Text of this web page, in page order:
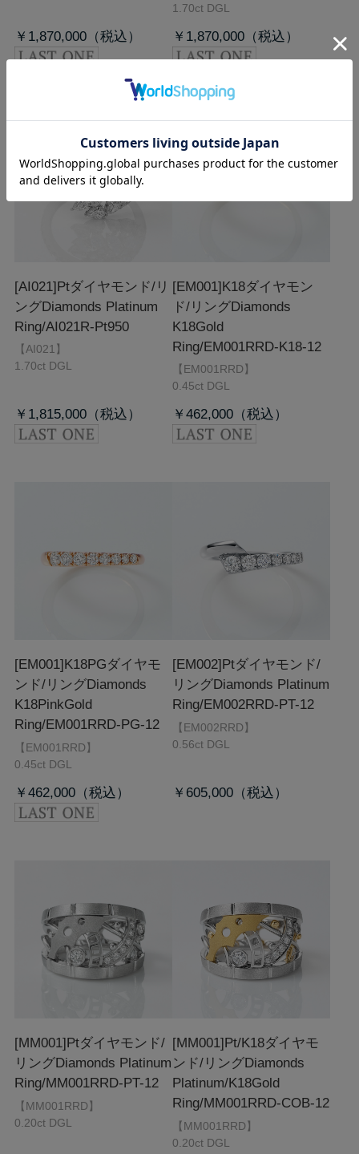
￥1,870,000
1.70ct DGL
￥1,870,000
[AI021]Ptダイヤモンド/リ
ングDiamonds Platinum
Ring/AI021R-Pt950
【AI021】
1.70ct DGL
￥1,815,000
[EM001]K18ダイヤモン
ド/リングDiamonds
K18Gold
Ring/EM001RRD-K18-12
【EM001RRD】
0.45ct DGL
￥462,000
[EM001]K18PGダイヤモ
ンド/リングDiamonds
K18PinkGold
Ring/EM001RRD-PG-12
【EM001RRD】
0.45ct DGL
￥462,000
[EM002]Ptダイヤモンド/
リングDiamonds Platinum
Ring/EM002RRD-PT-12
【EM002RRD】
0.56ct DGL
￥605,000
[MM001]Ptダイヤモンド/
リングDiamonds Platinum
Ring/MM001RRD-PT-12
【MM001RRD】
0.20ct DGL
[MM001]Pt/K18ダイヤモ
ンド/リングDiamonds
Platinum/K18Gold
Ring/MM001RRD-COB-12
【MM001RRD】
0.20ct DGL